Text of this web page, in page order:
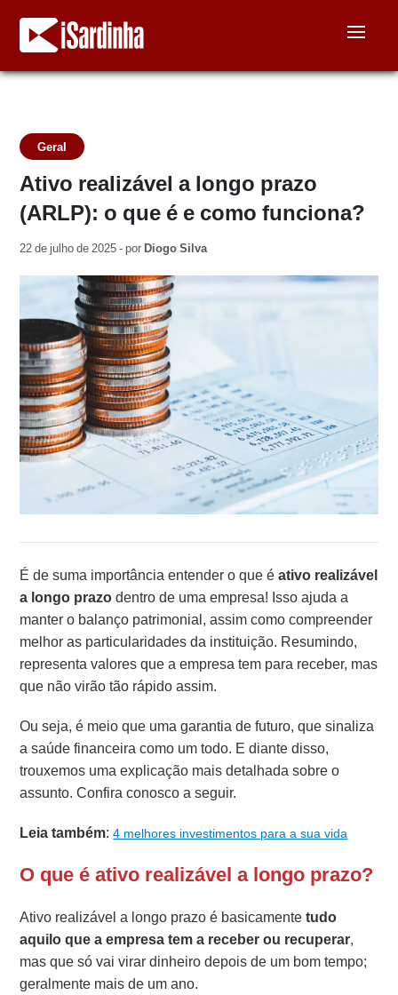
Geral
Ativo realizável a longo prazo
(ARLP): o que é e como funciona?
22 de julho de 2025 - por Diogo Silva
É de suma importância entender o que éativo realizável
a longo prazodentro de uma empresa! Isso ajuda a
manter o balanço patrimonial, assim como compreender
melhor as particularidades da instituição. Resumindo,
representa valores que a empresa tem para receber, mas
que não virão tão rápido assim.
Ou seja, é meio que uma garantia de futuro, que sinaliza
a saúde financeira como um todo. E diante disso,
trouxemos uma explicação mais detalhada sobre o
assunto. Confira conosco a seguir.
Leia também:4 melhores investimentos para a sua vida
O que é ativo realizável a longo prazo?
Ativo realizável a longo prazo é basicamentetudo
aquilo que a empresa tem a receber ou recuperar,
mas que só vai virar dinheiro depois de um bom tempo;
geralmente mais de um ano.